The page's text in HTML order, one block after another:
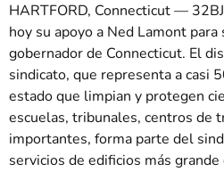
HARTFORD, Connecticut —
hoy su apoyo a Ned Lamont
gobernador de Connecticut. El
sindicato, que representa a casi
estado que limpian y protegen
escuelas, tribunales, centros de
importantes, forma parte del
servicios de edificios más